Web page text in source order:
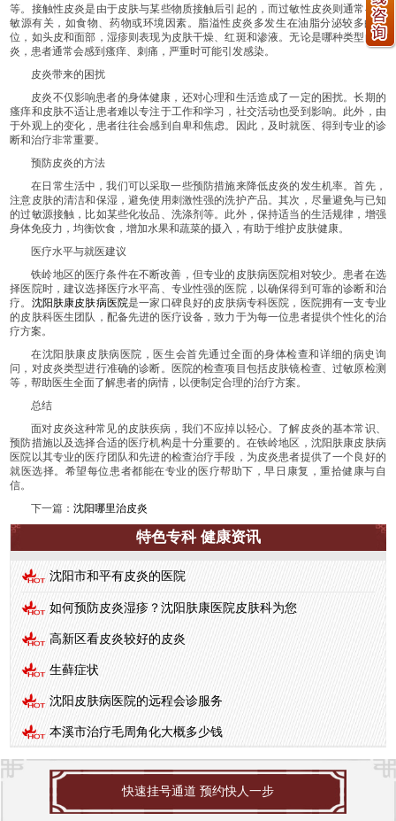
等。接触性皮炎是由于皮肤与某些物质接触后引起的，而过敏性皮炎则通常与过
敏源有关，如食物、药物或环境因素。脂溢性皮炎多发生在油脂分泌较多的部
位，如头皮和面部，湿疹则表现为皮肤干燥、红斑和渗液。无论是哪种类型的皮
炎，患者通常会感到瘙痒、刺痛，严重时可能引发感染。
皮炎带来的困扰
皮炎不仅影响患者的身体健康，还对心理和生活造成了一定的困扰。长期的
瘙痒和皮肤不适让患者难以专注于工作和学习，社交活动也受到影响。此外，由
于外观上的变化，患者往往会感到自卑和焦虑。因此，及时就医、得到专业的诊
断和治疗非常重要。
预防皮炎的方法
在日常生活中，我们可以采取一些预防措施来降低皮炎的发生机率。首先，
注意皮肤的清洁和保湿，避免使用刺激性强的洗护产品。其次，尽量避免与已知
的过敏源接触，比如某些化妆品、洗涤剂等。此外，保持适当的生活规律，增强
身体免疫力，均衡饮食，增加水果和蔬菜的摄入，有助于维护皮肤健康。
医疗水平与就医建议
铁岭地区的医疗条件在不断改善，但专业的皮肤病医院相对较少。患者在选
择医院时，建议选择医疗水平高、专业性强的医院，以确保得到可靠的诊断和治
疗。 沈阳肤康皮肤病医院是一家口碑良好的皮肤病专科医院，医院拥有一支专业
的皮肤科医生团队，配备先进的医疗设备，致力于为每一位患者提供个性化的治
疗方案。
在沈阳肤康皮肤病医院，医生会首先通过全面的身体检查和详细的病史询
问，对皮炎类型进行准确的诊断。医院的检查项目包括皮肤镜检查、过敏原检测
等，帮助医生全面了解患者的病情，以便制定合理的治疗方案。
总结
面对皮炎这种常见的皮肤疾病，我们不应掉以轻心。了解皮炎的基本常识、
预防措施以及选择合适的医疗机构是十分重要的。在铁岭地区，沈阳肤康皮肤病
医院以其专业的医疗团队和先进的检查治疗手段，为皮炎患者提供了一个良好的
就医选择。希望每位患者都能在专业的医疗帮助下，早日康复，重拾健康与自
信。
下一篇：沈阳哪里治皮炎
特色专科 健康资讯
沈阳市和平有皮炎的医院
如何预防皮炎湿疹？沈阳肤康医院皮肤科为您
高新区看皮炎较好的皮炎
生藓症状
沈阳皮肤病医院的远程会诊服务
本溪市治疗毛周角化大概多少钱
快速挂号通道 预约快人一步